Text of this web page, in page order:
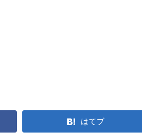
はてブ